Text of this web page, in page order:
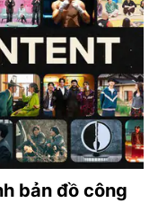
bản đồ công